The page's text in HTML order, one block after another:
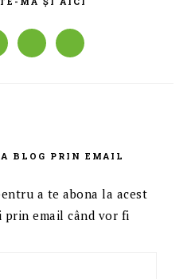
BLOG PRIN EMAIL
a te abona la acest
email când vor fi